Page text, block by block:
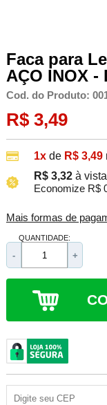
Faca para
AÇO INOX -
Cod. do Produto:
R$ 3,49
1xde R$ 3,49
R$ 3,32 à
Economize R$
Mais formas de
QUANTIDADE:
- +